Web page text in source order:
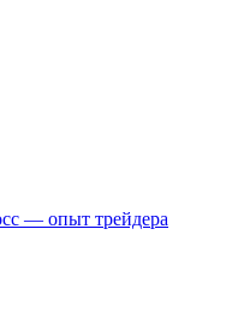
— опыт трейдера